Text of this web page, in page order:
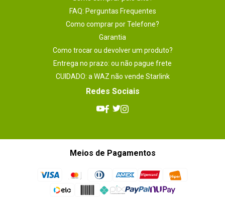
FAQ: Perguntas Frequentes
Como comprar por Telefone?
Garantia
Como trocar ou devolver um produto?
Entrega no prazo: ou não pague frete
CUIDADO: a WAZ não vende Starlink
Redes Sociais
Meios de Pagamentos